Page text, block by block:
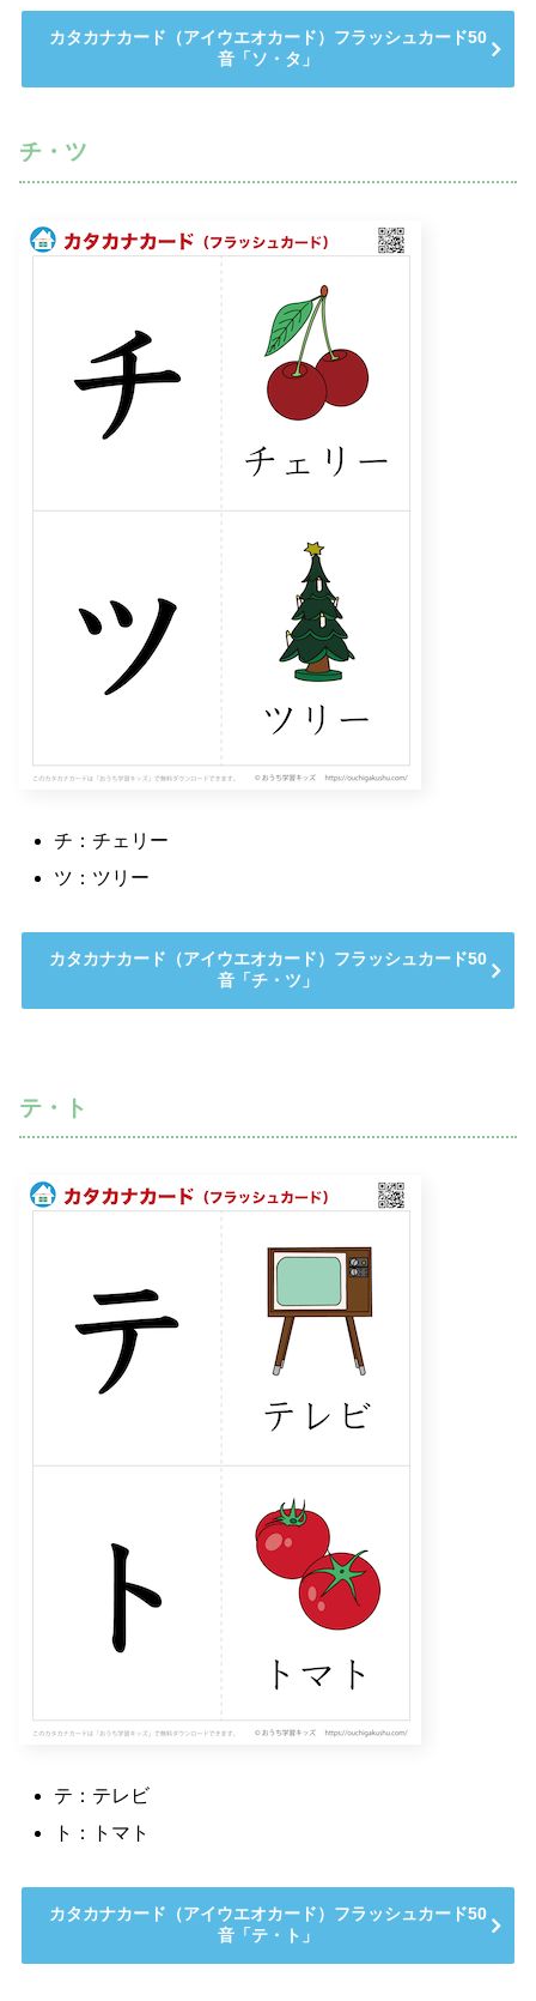
カタカナカード（アイウエオカード）フラッシュカード50
音「ソ・タ」
チ・ツ
チ：チェリー
ツ：ツリー
カタカナカード（アイウエオカード）フラッシュカード50
音「チ・ツ」
テ・ト
テ：テレビ
ト：トマト
カタカナカード（アイウエオカード）フラッシュカード50
音「テ・ト」